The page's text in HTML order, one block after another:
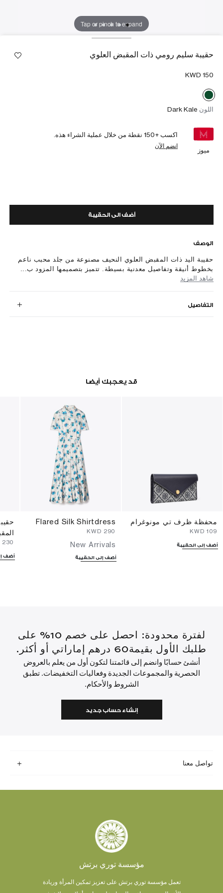
Tap or pinch to expand
حقيبة سليم رومي ذات المقبض العلوي
اللون Dark Kale
ميوز
اكسب +150 نقطة من خلال عملية الشراء هذه.
انضم الآن
أضف الى الحقيبة
الوصف
حقيبة اليد ذات المقبض العلوي النحيف مصنوعة من جلد محبب ناعم
بخطوط أنيقة وتفاصيل معدنية بسيطة. تتميز بتصميمها المزود ب...
شاهد المزيد
التفاصيل
قد يعجبك أيضا
محفظة ظرف تي مونوغرام
أضف إلى الحقيبة
Flared Silk Shirtdress
New Arrivals
أضف إلى الحقيبة أضف
لفترة محدودة: احصل على خصم 10% على
طلبك الأول بقيمة60 درهم إماراتي أو أكثر.
أنشئ حسابًا وانضم إلى قائمتنا لتكون أول من يعلم بالعروض
الحصرية والمجموعات الجديدة وفعاليات التخفيضات. تطبق
الشروط والأحكام.
إنشاء حساب جديد
تواصل معنا
مؤسسة توري برتش
تعمل مؤسسة توري برتش على تعزيز تمكين المرأة وريادة